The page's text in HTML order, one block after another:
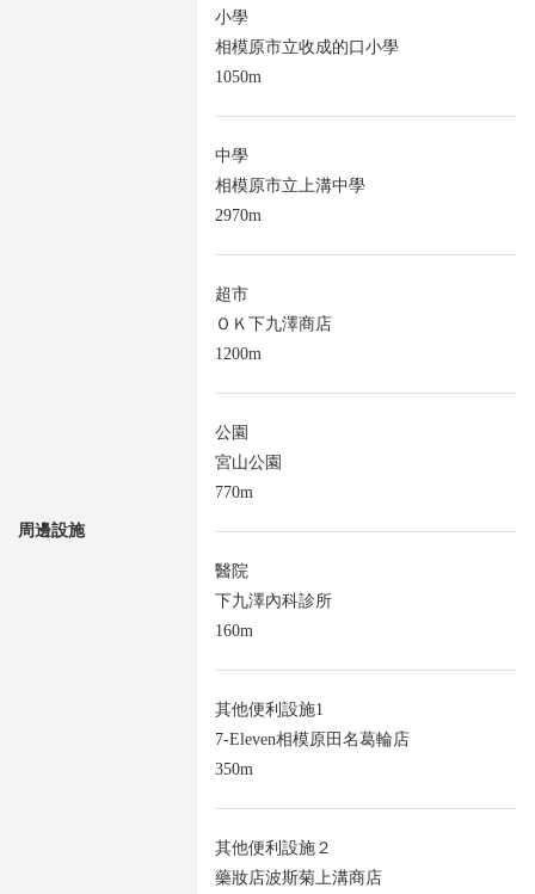
周邊設施
小學
相模原市立收成的口小學
1050m
中學
相模原市立上溝中學
2970m
超市
ＯＫ下九澤商店
1200m
公園
宮山公園
770m
醫院
下九澤內科診所
160m
其他便利設施1
7-Eleven相模原田名葛輪店
350m
其他便利設施２
藥妝店波斯菊上溝商店